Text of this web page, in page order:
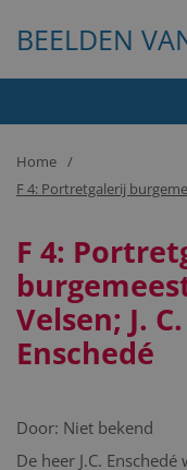
BEELDEN
Home
F 4: Portretgalerij
F 4:
Velsen; J. C.
Enschedé
Door: Niet bekend
De heer J.C. Enschedé